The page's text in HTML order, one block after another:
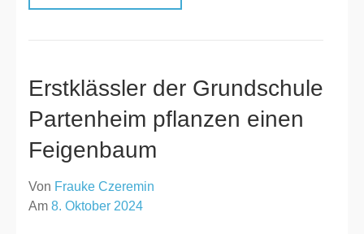
Erstklässler der Grundschule
Partenheim pflanzen einen
Feigenbaum
Von Frauke Czeremin
Am 8. Oktober 2024